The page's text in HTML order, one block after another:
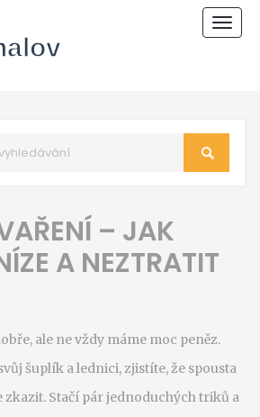
– JAK
A NEZTRATIT
ale ne vždy máme moc peněz.
šuplík a lednici, zjistíte, že spousta
zkazit. Stačí pár jednoduchých triků a